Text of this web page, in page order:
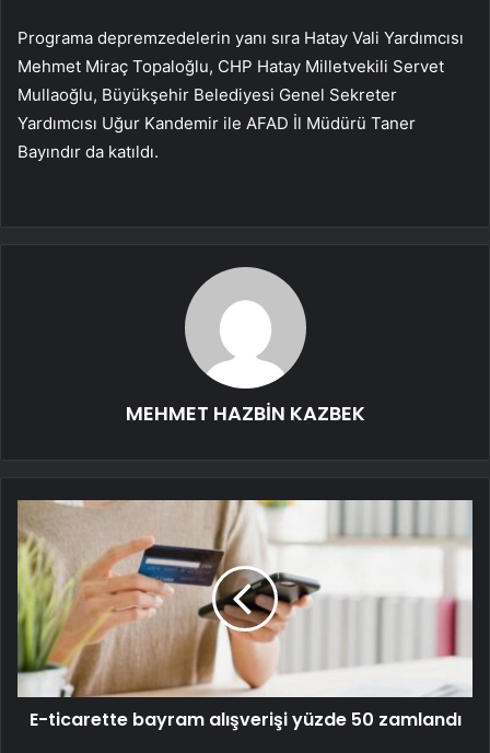
Programa depremzedelerin yanı sıra Hatay Vali Yardımcısı
Mehmet Miraç Topaloğlu, CHP Hatay Milletvekili Servet
Mullaoğlu, Büyükşehir Belediyesi Genel Sekreter
Yardımcısı Uğur Kandemir ile AFAD İl Müdürü Taner
Bayındır da katıldı.
MEHMET HAZBİN KAZBEK
E-ticarette bayram alışverişi yüzde 50 zamlandı